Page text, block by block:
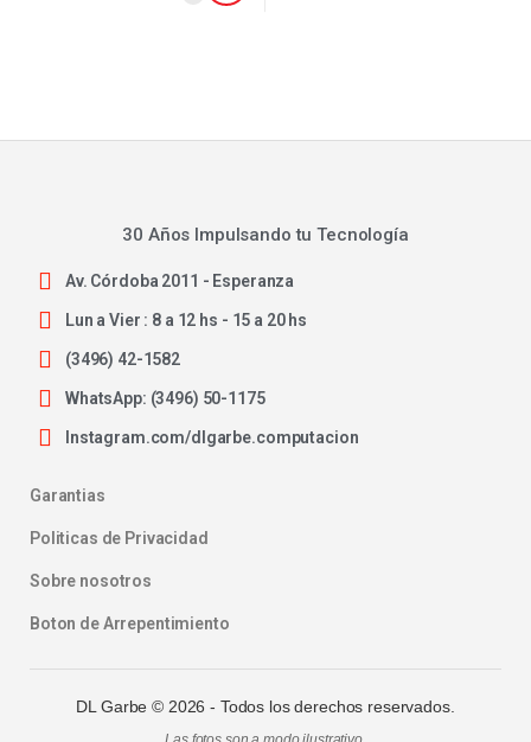
30 Años Impulsando tu Tecnología
Av. Córdoba 2011 - Esperanza
Lun a Vier : 8 a 12 hs - 15 a 20 hs
(3496) 42-1582
WhatsApp: (3496) 50-1175
Instagram.com/dlgarbe.computacion
Garantias
Politicas de Privacidad
Sobre nosotros
Boton de Arrepentimiento
DL Garbe © 2026 - Todos los derechos reservados.